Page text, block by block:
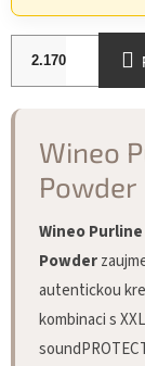
Wineo
Powder
Wineo Purline
Powder
autentickou
kombinaci s